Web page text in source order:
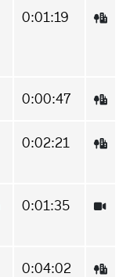
0:01:19
0:00:47
0:02:21
0:01:35
0:04:02